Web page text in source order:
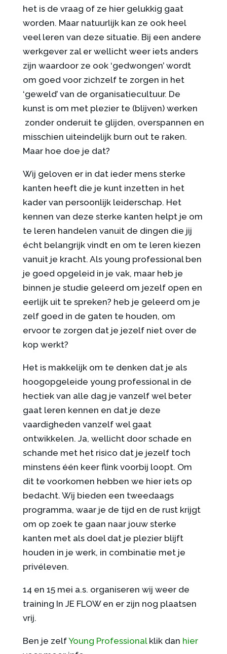
het is de vraag of ze hier gelukkig gaat
worden. Maar natuurlijk kan ze ook heel
veel leren van deze situatie. Bij een andere
werkgever zal er wellicht weer iets anders
zijn waardoor ze ook ‘gedwongen’ wordt
om goed voor zichzelf te zorgen in het
‘geweld’ van de organisatiecultuur. De
kunst is om met plezier te (blijven) werken
zonder onderuit te glijden, overspannen en
misschien uiteindelijk burn out te raken.
Maar hoe doe je dat?
Wij geloven er in dat ieder mens sterke
kanten heeft die je kunt inzetten in het
kader van persoonlijk leiderschap. Het
kennen van deze sterke kanten helpt je om
te leren handelen vanuit de dingen die jij
écht belangrijk vindt en om te leren kiezen
vanuit je kracht. Als young professional ben
je goed opgeleid in je vak, maar heb je
binnen je studie geleerd om jezelf open en
eerlijk uit te spreken? heb je geleerd om je
zelf goed in de gaten te houden, om
ervoor te zorgen dat je jezelf niet over de
kop werkt?
Het is makkelijk om te denken dat je als
hoogopgeleide young professional in de
hectiek van alle dag je vanzelf wel beter
gaat leren kennen en dat je deze
vaardigheden vanzelf wel gaat
ontwikkelen. Ja, wellicht door schade en
schande met het risico dat je jezelf toch
minstens één keer flink voorbij loopt. Om
dit te voorkomen hebben we hier iets op
bedacht. Wij bieden een tweedaags
programma, waar je de tijd en de rust krijgt
om op zoek te gaan naar jouw sterke
kanten met als doel dat je plezier blijft
houden in je werk, in combinatie met je
privéleven.
14 en 15 mei a.s. organiseren wij weer de
training In JE FLOW en er zijn nog plaatsen
vrij.
Ben je zelfYoung Professionalklik dan hier